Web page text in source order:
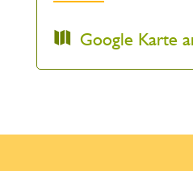
Google Karte